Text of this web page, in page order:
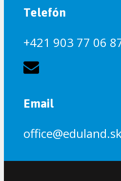
Telefón
+421 903 77 06
Email